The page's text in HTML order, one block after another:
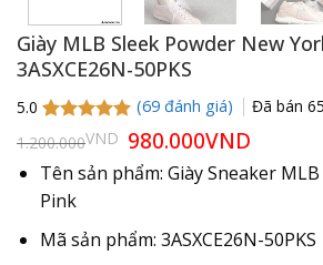
Giày MLB Sleek Powder New
3ASXCE26N-50PKS
5.0
5.0trên 5
dựa trên
69
đánh giá
(69đánh giá) Đã bán
1.200.000VND Giá
gốc
là:
1.200.000VND.
980.000VND
tại
là:
Tên sản phẩm: Giày Sneaker
Pink
Mã sản phẩm: 3ASXCE26N-50PKS